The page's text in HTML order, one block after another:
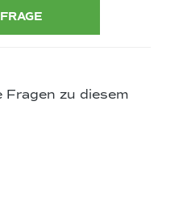
Fragen zu diesem